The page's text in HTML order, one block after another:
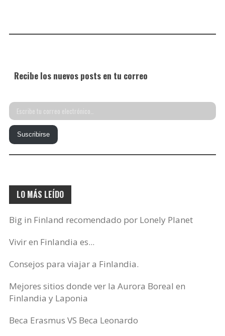
Recibe los nuevos posts en tu correo
Escribe
tu
correo
electrónico…
Suscribirse
LO MÁS LEÍDO
Big in Finland recomendado por Lonely Planet
Vivir en Finlandia es...
Consejos para viajar a Finlandia.
Mejores sitios donde ver la Aurora Boreal en
Finlandia y Laponia
Beca Erasmus VS Beca Leonardo